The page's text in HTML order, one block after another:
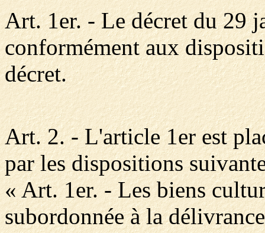
Art. 1er. - Le décret du 29
conformément aux
décret.
Art. 2. - L'article 1er est
par les dispositions
« Art. 1er. - Les biens
subordonnée à la